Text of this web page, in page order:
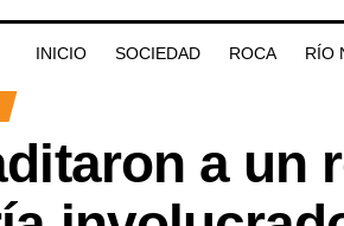
INICIO SOCIEDAD ROCA RÍO
a un